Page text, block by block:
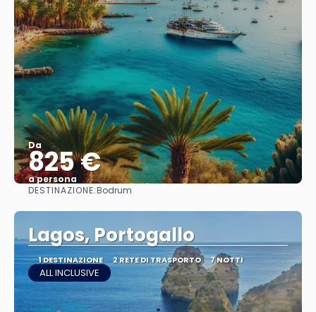
Da
825 €
a persona
DESTINAZIONE:Bodrum
Lagos, Portogallo
1 DESTINAZIONE 2 RETE DI TRASPORTO 7 NOTTI
ALL INCLUSIVE